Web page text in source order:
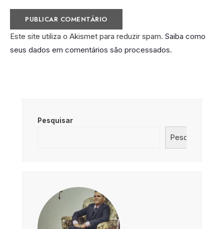
Este site utiliza o Akismet para reduzir spam. Saiba como
seus dados em comentários são processados.
Pesquisar
Pesquisar